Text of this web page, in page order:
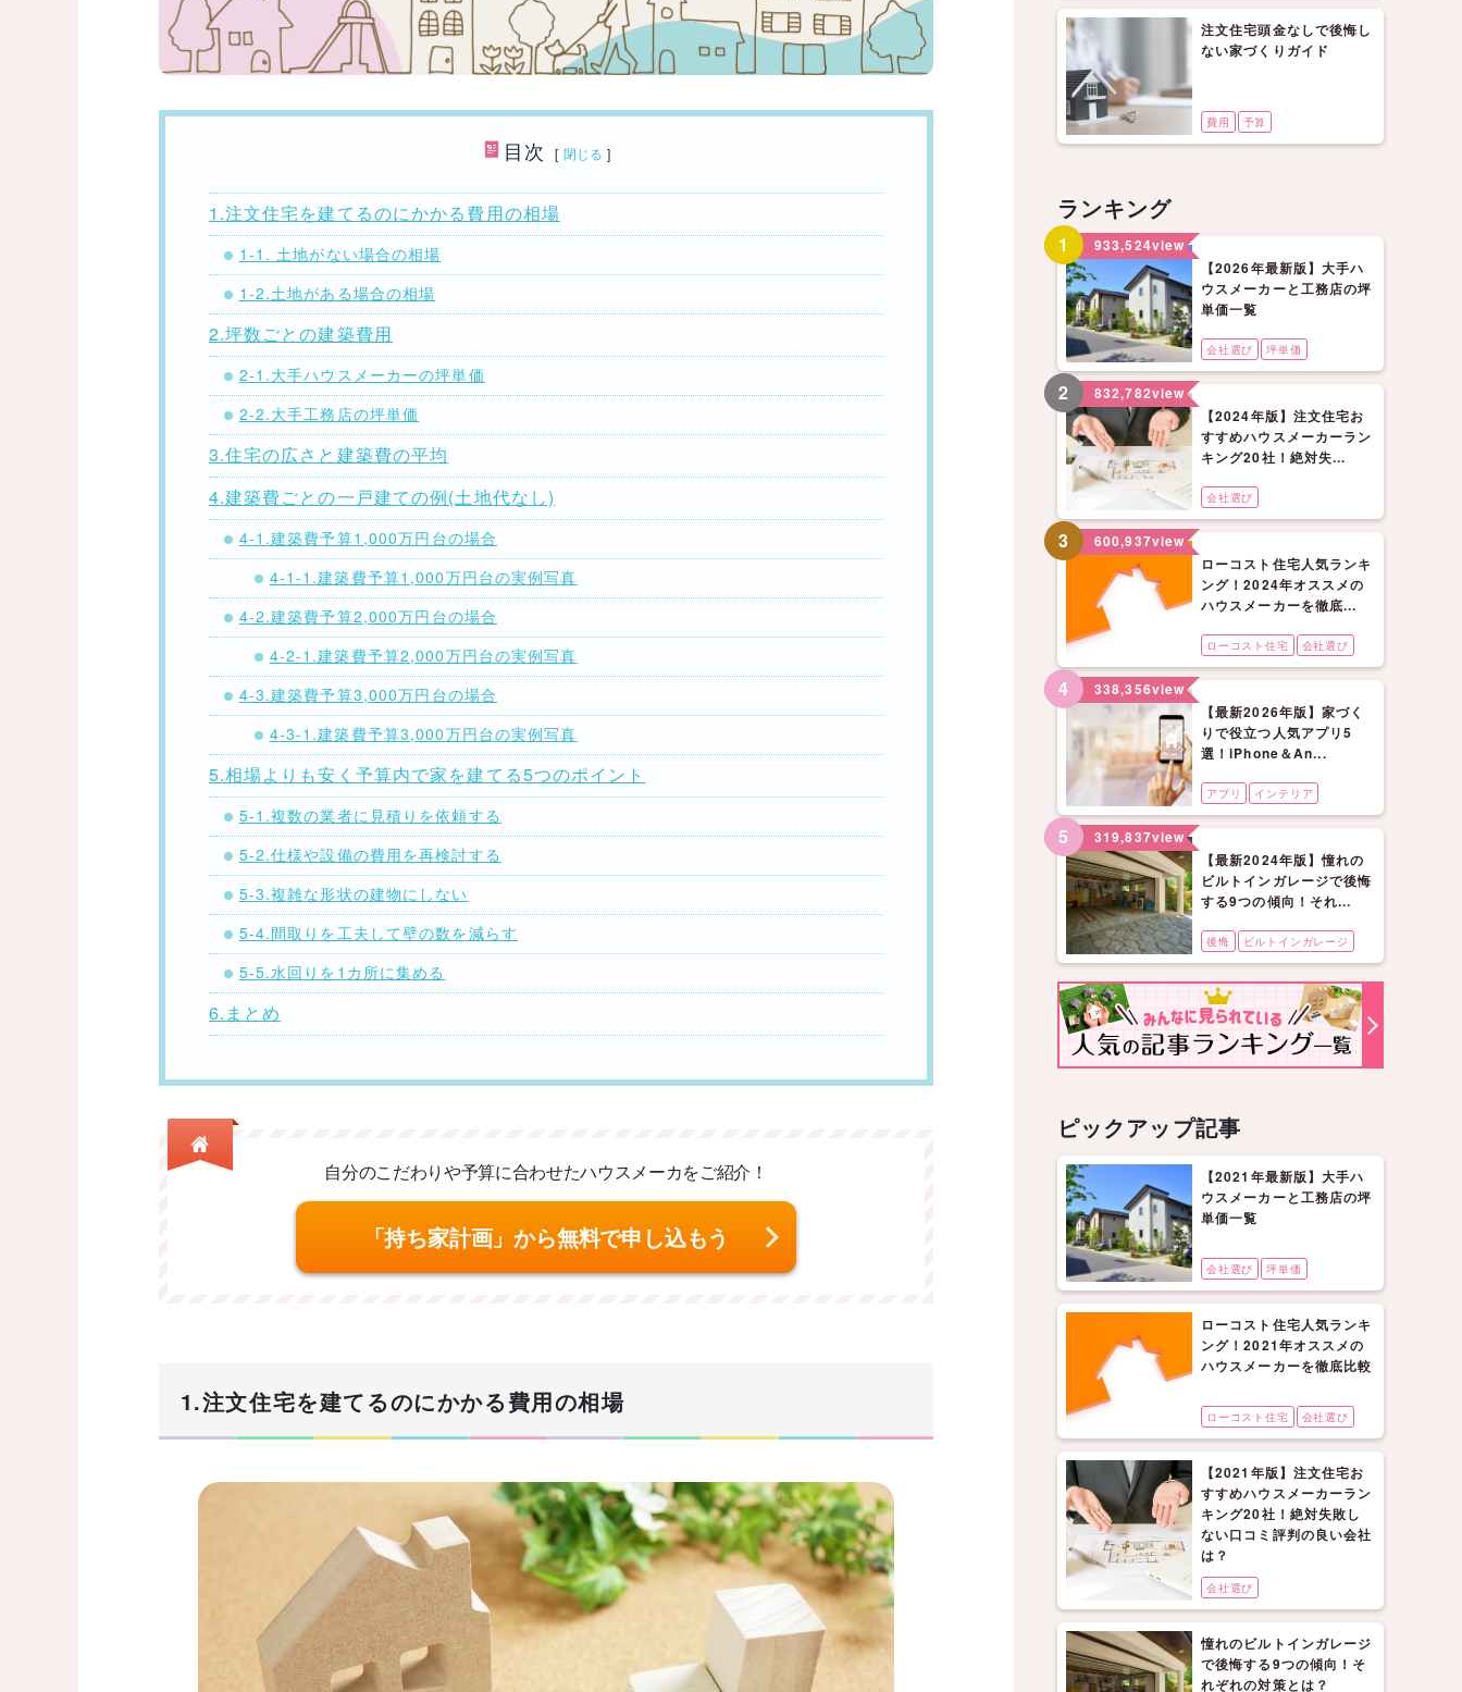
目次 [ 閉じる ]
1.注文住宅を建てるのにかかる費用の相場
1-1. 土地がない場合の相場
1-2.土地がある場合の相場
2.坪数ごとの建築費用
2-1.大手ハウスメーカーの坪単価
2-2.大手工務店の坪単価
3.住宅の広さと建築費の平均
4.建築費ごとの一戸建ての例(土地代なし)
4-1.建築費予算1,000万円台の場合
4-1-1.建築費予算1,000万円台の実例写真
4-2.建築費予算2,000万円台の場合
4-2-1.建築費予算2,000万円台の実例写真
4-3.建築費予算3,000万円台の場合
4-3-1.建築費予算3,000万円台の実例写真
5.相場よりも安く予算内で家を建てる5つのポイント
5-1.複数の業者に見積りを依頼する
5-2.仕様や設備の費用を再検討する
5-3.複雑な形状の建物にしない
5-4.間取りを工夫して壁の数を減らす
5-5.水回りを1カ所に集める
6.まとめ
自分のこだわりや予算に合わせたハウスメーカをご紹介！
「持ち家計画」から無料で申し込もう
1.注文住宅を建てるのにかかる費用の相場
注文住宅頭金なしで後悔し
ない家づくりガイド
費用 予算
ランキング
1 933,524view
【2026年最新版】大手ハ
ウスメーカーと工務店の坪
単価一覧
会社選び 坪単価
2 832,782view
【2024年版】注文住宅お
すすめハウスメーカーラン
キング20社！絶対失...
会社選び
3 600,937view
ローコスト住宅人気ランキ
ング！2024年オススメの
ハウスメーカーを徹底...
ローコスト住宅 会社選び
4 338,356view
【最新2026年版】家づく
りで役立つ人気アプリ5
選！iPhone＆An...
アプリ インテリア
5 319,837view
【最新2024年版】憧れの
ビルトインガレージで後悔
する9つの傾向！それ...
後悔 ビルトインガレージ
ピックアップ記事
【2021年最新版】大手ハ
ウスメーカーと工務店の坪
単価一覧
会社選び 坪単価
ローコスト住宅人気ランキ
ング！2021年オススメの
ハウスメーカーを徹底比較
ローコスト住宅 会社選び
【2021年版】注文住宅お
すすめハウスメーカーラン
キング20社！絶対失敗し
ない口コミ評判の良い会社
は？
会社選び
憧れのビルトインガレージ
で後悔する9つの傾向！そ
れぞれの対策とは？